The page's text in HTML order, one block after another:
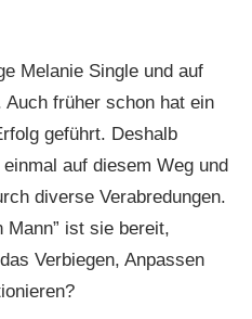
Melanie Single und auf
früher schon hat ein
geführt. Deshalb
auf diesem Weg und
diverse Verabredungen.
Mann” ist sie bereit,
Verbiegen, Anpassen